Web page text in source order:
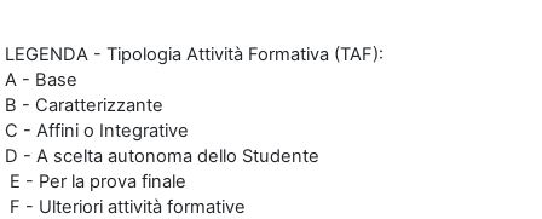
LEGENDA - Tipologia Attività Formativa (TAF):
A - Base
B - Caratterizzante
C - Affini o Integrative
D - A scelta autonoma dello Studente
E - Per la prova finale
F - Ulteriori attività formative